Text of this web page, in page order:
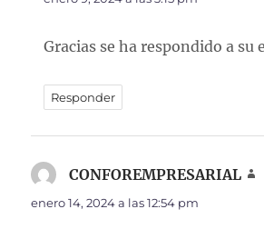
Gracias se ha respondido a su
Responder
CONFOREMPRESARIAL
enero 14, 2024 a las 12:54 pm